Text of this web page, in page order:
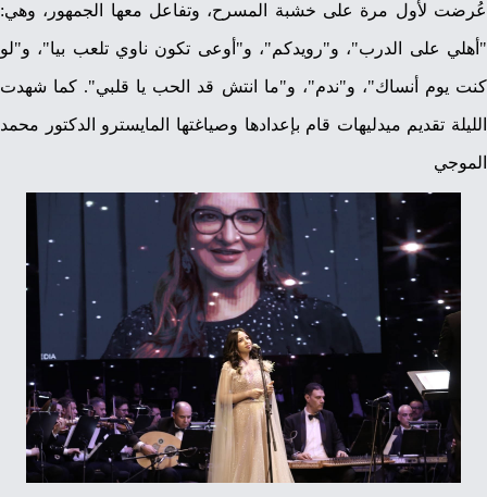
عُرضت لأول مرة على خشبة المسرح، وتفاعل معها الجمهور، وهي:
"أهلي على الدرب"، و"رويدكم"، و"أوعى تكون ناوي تلعب بيا"، و"لو
كنت يوم أنساك"، و"ندم"، و"ما انتش قد الحب يا قلبي". كما شهدت
الليلة تقديم ميدليهات قام بإعدادها وصياغتها المايسترو الدكتور محمد
الموجي